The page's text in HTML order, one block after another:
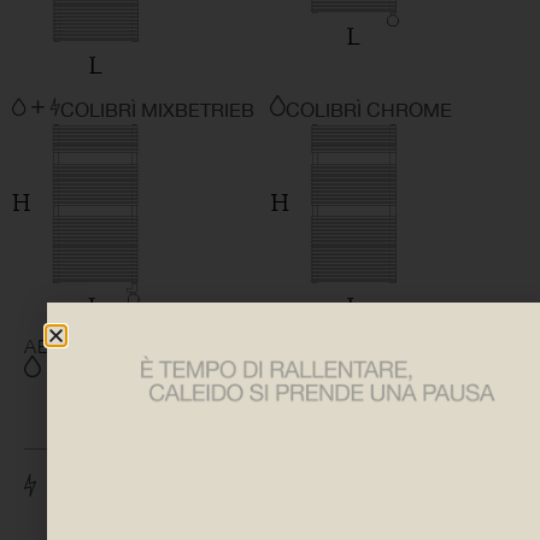
COLIBRÌ MIXBETRIEB COLIBRÌ CHROME
ABMESSUNGEN
H 682 | 1132 | 1406 | 1706